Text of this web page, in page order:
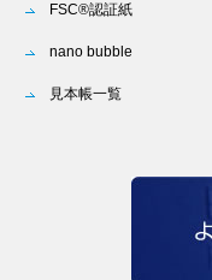
FSC®認証紙
nano bubble
見本帳一覧